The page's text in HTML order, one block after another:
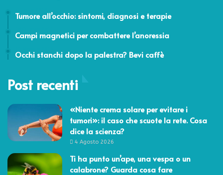
Tumore all’occhio: sintomi, diagnosi e terapie
Campi magnetici per combattere l’anoressia
Occhi stanchi dopo la palestra? Bevi caffè
Post recenti
«Niente crema solare per evitare i
tumori»: il caso che scuote la rete. Cosa
dice la scienza?
4 Agosto 2026
Ti ha punto un’ape, una vespa o un
calabrone? Guarda cosa fare